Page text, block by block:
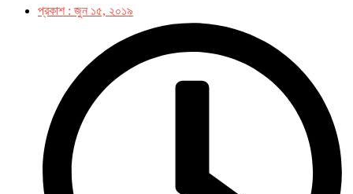
প্রকাশ : জুন ১৫, ২০১৯